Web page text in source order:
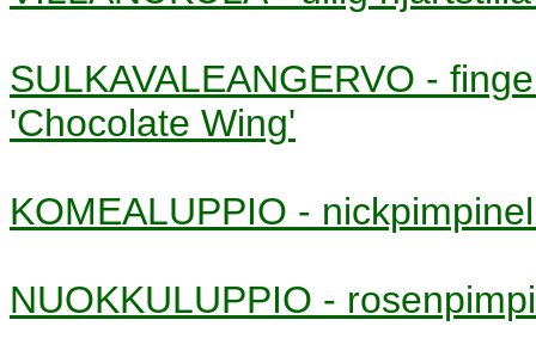
SULKAVALEANGERVO -
'Chocolate Wing'
KOMEALUPPIO -
NUOKKULUPPIO -